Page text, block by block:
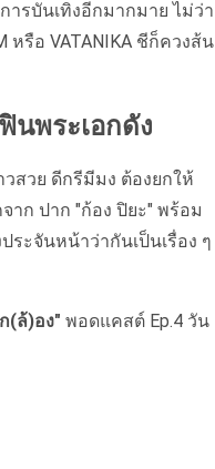
ารบันเทิงอีกมากมาย ไม่ว่า
หรือ VATANIKA ชีก็ควงส้น
นพระเอกดัง
สวย ดีกรีมีมง ต้องยกให้
ก ปาก "ก้อง ปิยะ" พร้อม
ะจันหน้าว่ากันเป็นเรื่อง ๆ
(ล้)อง"พอดแคสต์ Ep.4 วัน